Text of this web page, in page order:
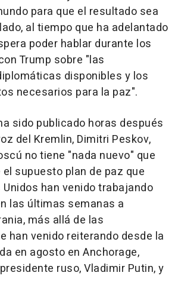
para que el resultado sea
al tiempo que ha adelantado
poder hablar durante los
Trump sobre "las
disponibles y los
necesarios para la paz".
sido publicado horas después
del Kremlin, Dimitri Peskov,
no tiene "nada nuevo" que
supuesto plan de paz que
han venido trabajando
las últimas semanas a
más allá de las
han venido reiterando desde la
en agosto en Anchorage,
ruso, Vladimir Putin, y